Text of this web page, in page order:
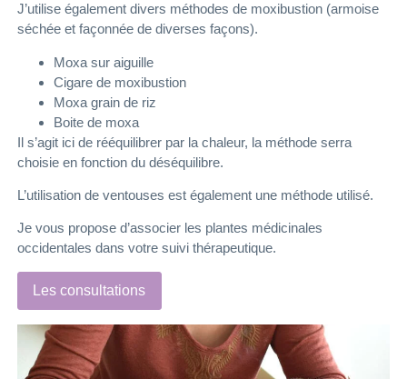
J’utilise également divers méthodes de moxibustion (armoise
séchée et façonnée de diverses façons).
Moxa sur aiguille
Cigare de moxibustion
Moxa grain de riz
Boite de moxa
Il s’agit ici de rééquilibrer par la chaleur, la méthode serra
choisie en fonction du déséquilibre.
L’utilisation de ventouses est également une méthode utilisé.
Je vous propose d’associer les plantes médicinales
occidentales dans votre suivi thérapeutique.
Les consultations